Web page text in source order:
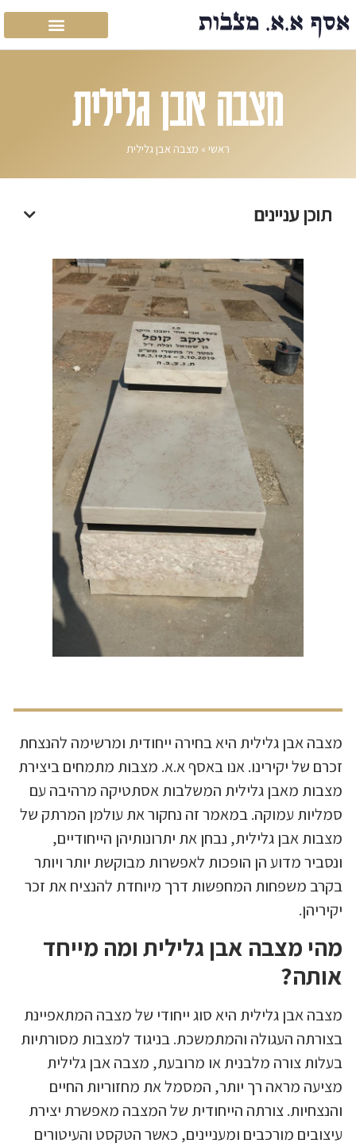
מצבה אבן גלילית
ראשי » מצבה אבן גלילית
תוכן עניינים
מצבה אבן גלילית היא בחירה ייחודית ומרשימה להנצחת
זכרם של יקירינו. אנו באסף א.א. מצבות מתמחים ביצירת
מצבות מאבן גלילית המשלבות אסתטיקה מרהיבה עם
סמליות עמוקה. במאמר זה נחקור את עולמן המרתק של
מצבות אבן גלילית, נבחן את יתרונותיהן הייחודיים,
ונסביר מדוע הן הופכות לאפשרות מבוקשת יותר ויותר
בקרב משפחות המחפשות דרך מיוחדת להנציח את זכר
יקיריהן.
מהי מצבה אבן גלילית ומה מייחד
אותה?
מצבה אבן גלילית היא סוג ייחודי של מצבה המתאפיינת
בצורתה העגולה והמתמשכת. בניגוד למצבות מסורתיות
בעלות צורה מלבנית או מרובעת, מצבה אבן גלילית
מציעה מראה רך יותר, המסמל את מחזוריות החיים
והנצחיות. צורתה הייחודית של המצבה מאפשרת יצירת
עיצובים מורכבים ומעניינים, כאשר הטקסט והעיטורים